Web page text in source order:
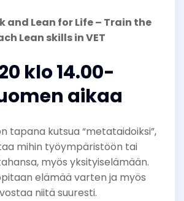
and Lean for Life – Train the
Lean skills in VET
klo 14.00-
aikaa
tapana kutsua “metataidoiksi”,
mihin työympäristöön tai
myös yksityiselämään.
elämää varten ja myös
niitä suuresti.